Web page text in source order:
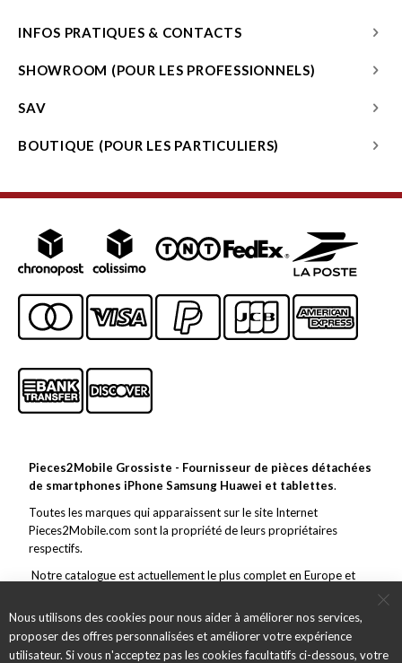
INFOS PRATIQUES & CONTACTS
SHOWROOM (POUR LES PROFESSIONNELS)
SAV
BOUTIQUE (POUR LES PARTICULIERS)
Pieces2Mobile Grossiste - Fournisseur de pièces détachées
de smartphones iPhone Samsung Huawei et tablettes.
Toutes les marques qui apparaissent sur le site Internet
Pieces2Mobile.com sont la propriété de leurs propriétaires
respectifs.
Notre catalogue est actuellement le plus complet en Europe et
marge de ce vaste choix, nous nous efforçons de toujours offrir un
service et des pièces de qualité et des envois rapides.
Nous utilisons des cookies pour nous aider à améliorer nos services,
proposer des offres personnalisées et améliorer votre expérience
utilisateur. Si vous n'acceptez pas les cookies facultatifs ci-dessous, votre